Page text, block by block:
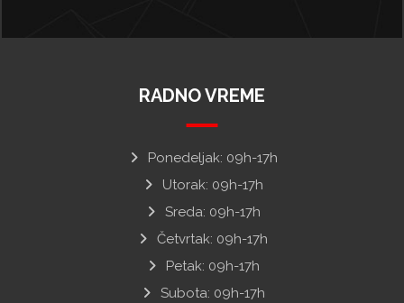
RADNO VREME
Ponedeljak: 09h-17h
Utorak: 09h-17h
Sreda: 09h-17h
Četvrtak: 09h-17h
Petak: 09h-17h
Subota: 09h-17h